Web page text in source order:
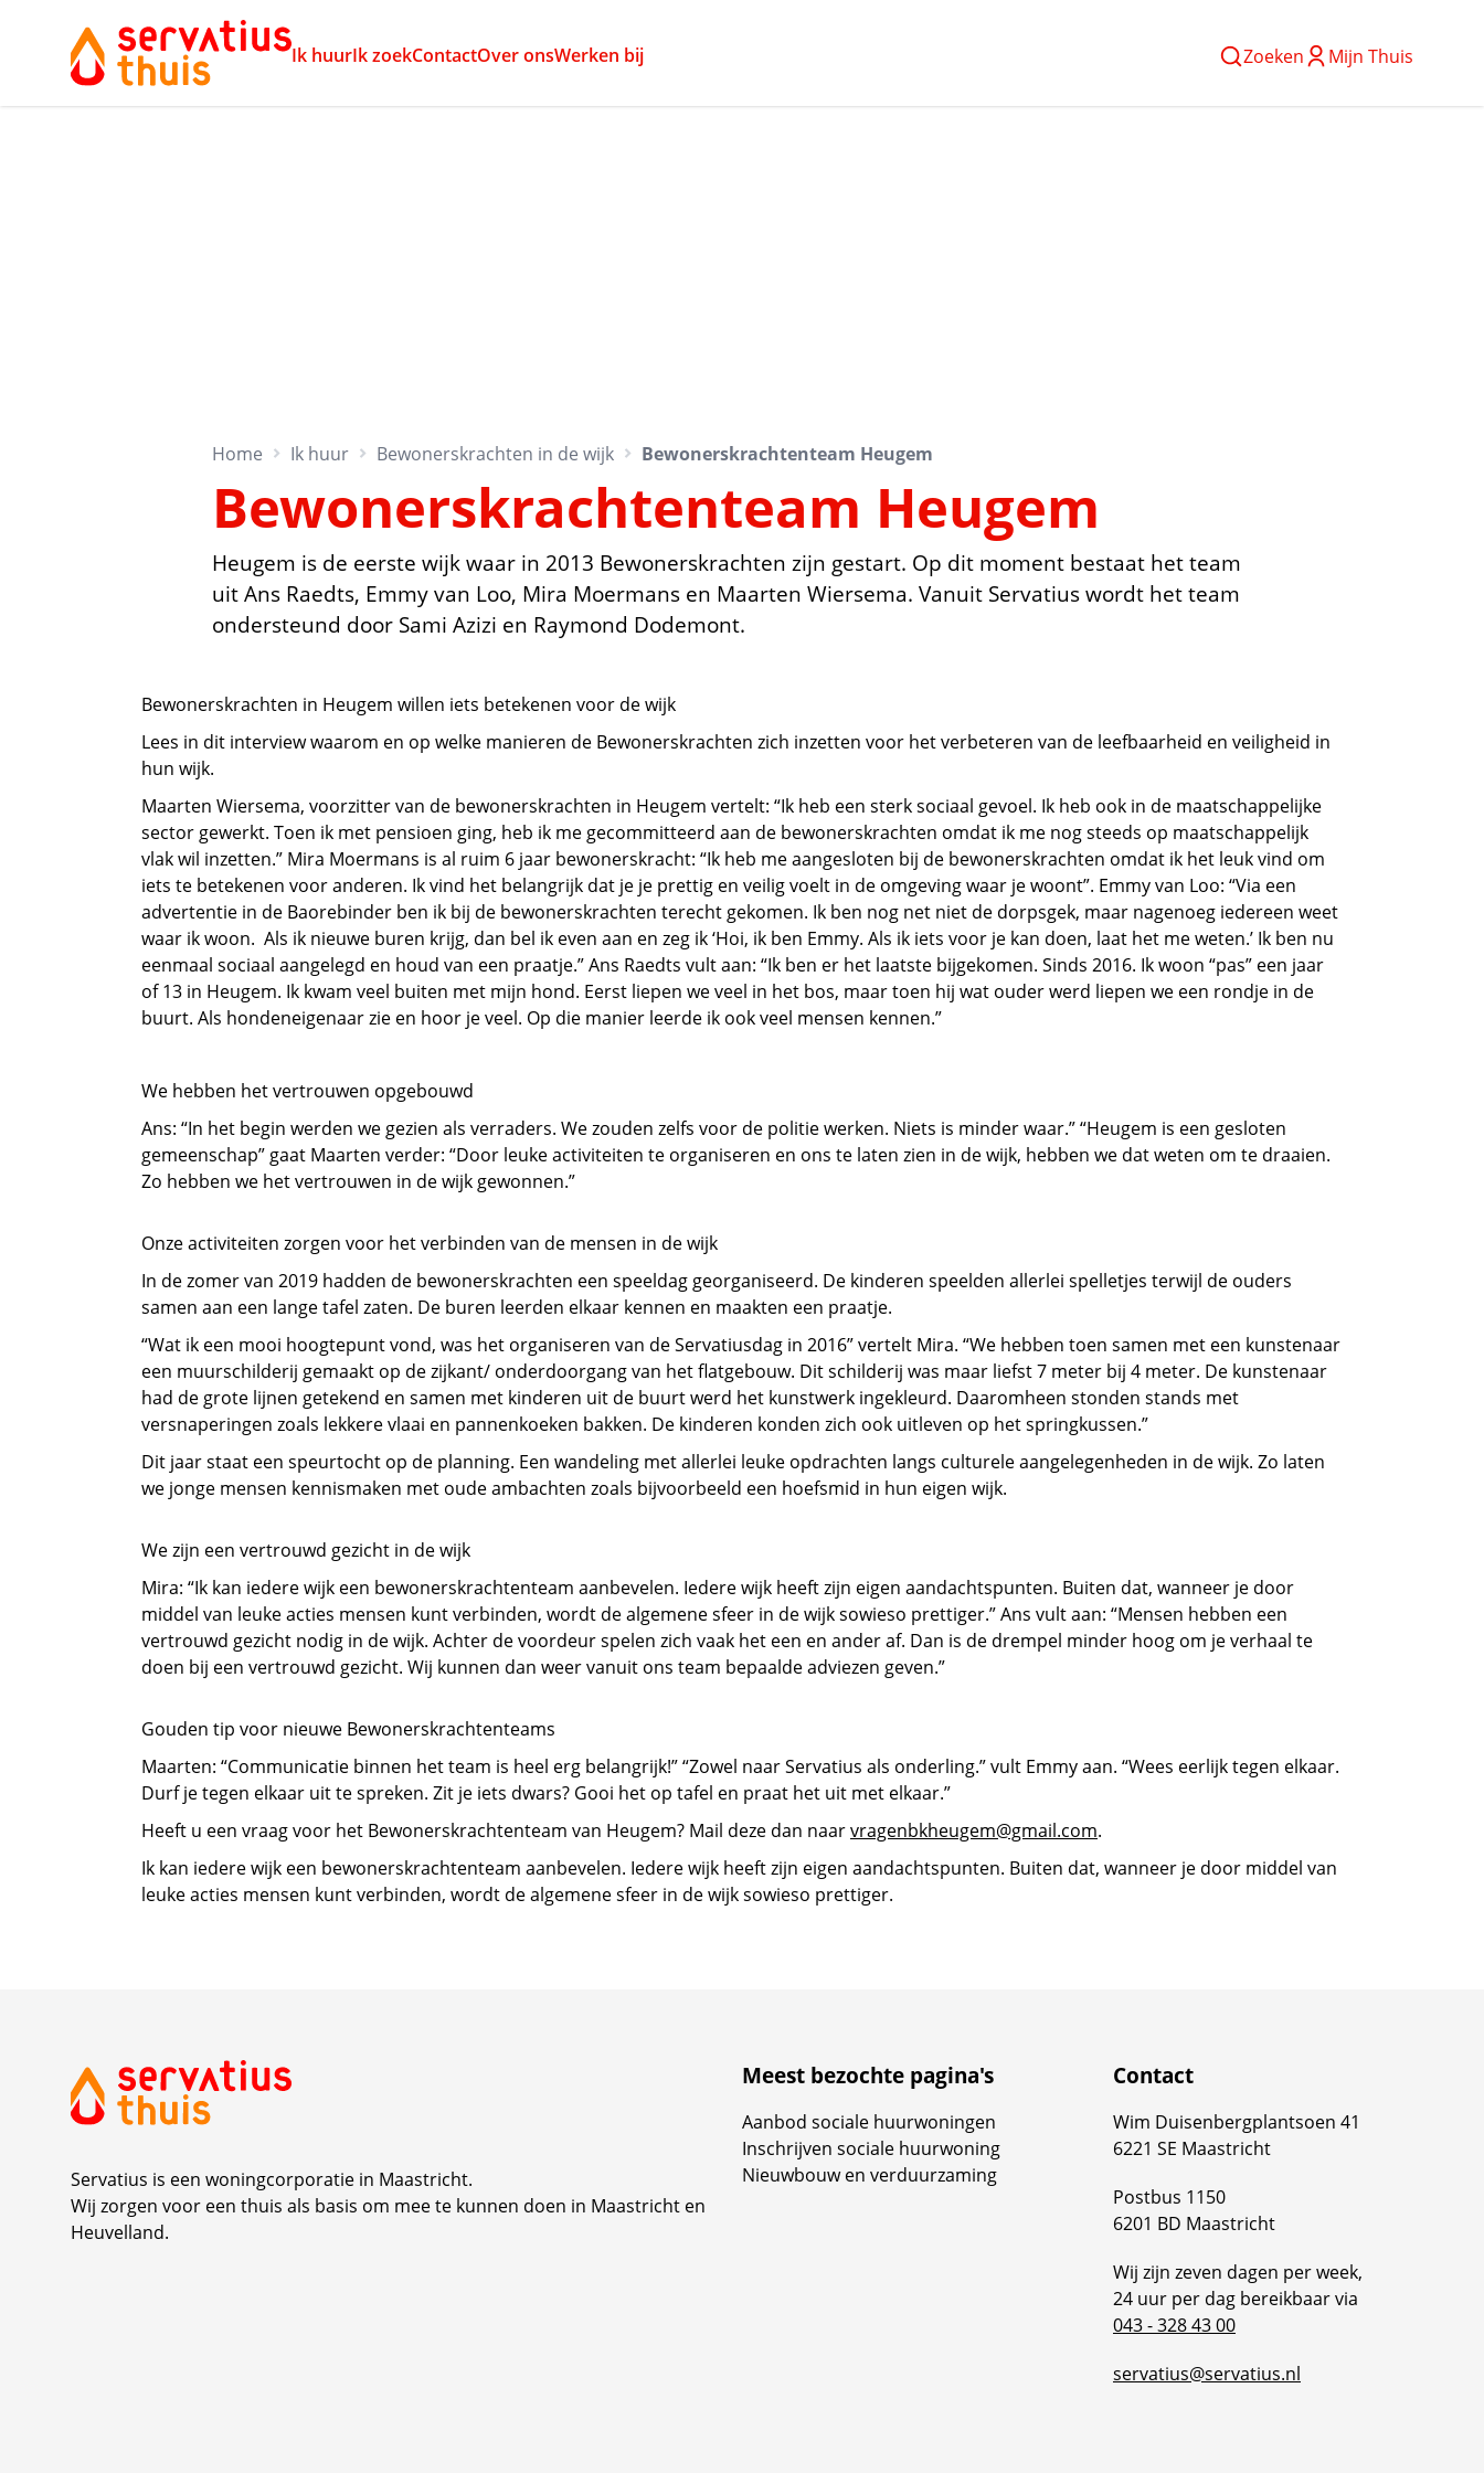
Ik huurIk zoekContactOver onsWerken bij Zoeken Mijn Thuis
Home Ik huur Bewonerskrachten in de wijk Bewonerskrachtenteam Heugem
Bewonerskrachtenteam Heugem
Heugem is de eerste wijk waar in 2013 Bewonerskrachten zijn gestart. Op dit moment bestaat het team
uit Ans Raedts, Emmy van Loo, Mira Moermans en Maarten Wiersema. Vanuit Servatius wordt het team
ondersteund door Sami Azizi en Raymond Dodemont.
Bewonerskrachten in Heugem willen iets betekenen voor de wijk
Lees in dit interview waarom en op welke manieren de Bewonerskrachten zich inzetten voor het verbeteren van de leefbaarheid en veiligheid in
hun wijk.
Maarten Wiersema, voorzitter van de bewonerskrachten in Heugem vertelt: “Ik heb een sterk sociaal gevoel. Ik heb ook in de maatschappelijke
sector gewerkt. Toen ik met pensioen ging, heb ik me gecommitteerd aan de bewonerskrachten omdat ik me nog steeds op maatschappelijk
vlak wil inzetten.” Mira Moermans is al ruim 6 jaar bewonerskracht: “Ik heb me aangesloten bij de bewonerskrachten omdat ik het leuk vind om
iets te betekenen voor anderen. Ik vind het belangrijk dat je je prettig en veilig voelt in de omgeving waar je woont”. Emmy van Loo: “Via een
advertentie in de Baorebinder ben ik bij de bewonerskrachten terecht gekomen. Ik ben nog net niet de dorpsgek, maar nagenoeg iedereen weet
waar ik woon. Als ik nieuwe buren krijg, dan bel ik even aan en zeg ik ‘Hoi, ik ben Emmy. Als ik iets voor je kan doen, laat het me weten.’ Ik ben nu
eenmaal sociaal aangelegd en houd van een praatje.” Ans Raedts vult aan: “Ik ben er het laatste bijgekomen. Sinds 2016. Ik woon “pas” een jaar
of 13 in Heugem. Ik kwam veel buiten met mijn hond. Eerst liepen we veel in het bos, maar toen hij wat ouder werd liepen we een rondje in de
buurt. Als hondeneigenaar zie en hoor je veel. Op die manier leerde ik ook veel mensen kennen.”
We hebben het vertrouwen opgebouwd
Ans: “In het begin werden we gezien als verraders. We zouden zelfs voor de politie werken. Niets is minder waar.” “Heugem is een gesloten
gemeenschap” gaat Maarten verder: “Door leuke activiteiten te organiseren en ons te laten zien in de wijk, hebben we dat weten om te draaien.
Zo hebben we het vertrouwen in de wijk gewonnen.”
Onze activiteiten zorgen voor het verbinden van de mensen in de wijk
In de zomer van 2019 hadden de bewonerskrachten een speeldag georganiseerd. De kinderen speelden allerlei spelletjes terwijl de ouders
samen aan een lange tafel zaten. De buren leerden elkaar kennen en maakten een praatje.
“Wat ik een mooi hoogtepunt vond, was het organiseren van de Servatiusdag in 2016” vertelt Mira. “We hebben toen samen met een kunstenaar
een muurschilderij gemaakt op de zijkant/ onderdoorgang van het flatgebouw. Dit schilderij was maar liefst 7 meter bij 4 meter. De kunstenaar
had de grote lijnen getekend en samen met kinderen uit de buurt werd het kunstwerk ingekleurd. Daaromheen stonden stands met
versnaperingen zoals lekkere vlaai en pannenkoeken bakken. De kinderen konden zich ook uitleven op het springkussen.”
Dit jaar staat een speurtocht op de planning. Een wandeling met allerlei leuke opdrachten langs culturele aangelegenheden in de wijk. Zo laten
we jonge mensen kennismaken met oude ambachten zoals bijvoorbeeld een hoefsmid in hun eigen wijk.
We zijn een vertrouwd gezicht in de wijk
Mira: “Ik kan iedere wijk een bewonerskrachtenteam aanbevelen. Iedere wijk heeft zijn eigen aandachtspunten. Buiten dat, wanneer je door
middel van leuke acties mensen kunt verbinden, wordt de algemene sfeer in de wijk sowieso prettiger.” Ans vult aan: “Mensen hebben een
vertrouwd gezicht nodig in de wijk. Achter de voordeur spelen zich vaak het een en ander af. Dan is de drempel minder hoog om je verhaal te
doen bij een vertrouwd gezicht. Wij kunnen dan weer vanuit ons team bepaalde adviezen geven.”
Gouden tip voor nieuwe Bewonerskrachtenteams
Maarten: “Communicatie binnen het team is heel erg belangrijk!” “Zowel naar Servatius als onderling.” vult Emmy aan. “Wees eerlijk tegen elkaar.
Durf je tegen elkaar uit te spreken. Zit je iets dwars? Gooi het op tafel en praat het uit met elkaar.”
Heeft u een vraag voor het Bewonerskrachtenteam van Heugem? Mail deze dan naarvragenbkheugem@gmail.com.
Ik kan iedere wijk een bewonerskrachtenteam aanbevelen. Iedere wijk heeft zijn eigen aandachtspunten. Buiten dat, wanneer je door middel van
leuke acties mensen kunt verbinden, wordt de algemene sfeer in de wijk sowieso prettiger.
Servatius is een woningcorporatie in Maastricht.
Wij zorgen voor een thuis als basis om mee te kunnen doen in Maastricht en
Heuvelland.
Meest bezochte pagina's
Aanbod sociale huurwoningen
Inschrijven sociale huurwoning
Nieuwbouw en verduurzaming
Contact
Wim Duisenbergplantsoen 41
6221 SE Maastricht
Postbus 1150
6201 BD Maastricht
Wij zijn zeven dagen per week,
24 uur per dag bereikbaar via
043 - 328 43 00
servatius@servatius.nl